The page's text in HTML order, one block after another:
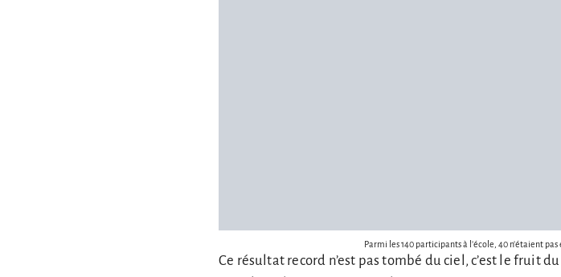
Parmi les 140 participants à l’école, 40 n’étaient
Ce résultat record n’est pas tombé du ciel, c’est le fruit